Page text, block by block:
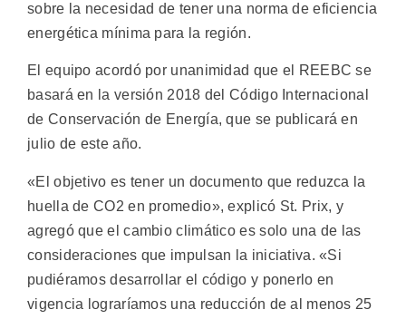
sobre la necesidad de tener una norma de eficiencia
energética mínima para la región.
El equipo acordó por unanimidad que el REEBC se
basará en la versión 2018 del Código Internacional
de Conservación de Energía, que se publicará en
julio de este año.
«El objetivo es tener un documento que reduzca la
huella de CO2 en promedio», explicó St. Prix, y
agregó que el cambio climático es solo una de las
consideraciones que impulsan la iniciativa. «Si
pudiéramos desarrollar el código y ponerlo en
vigencia lograríamos una reducción de al menos 25